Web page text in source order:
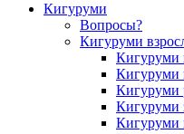
Кигуруми
Вопросы?
Кигуруми
Кигуруми
Кигуруми
Кигуруми
Кигуруми
Кигуруми